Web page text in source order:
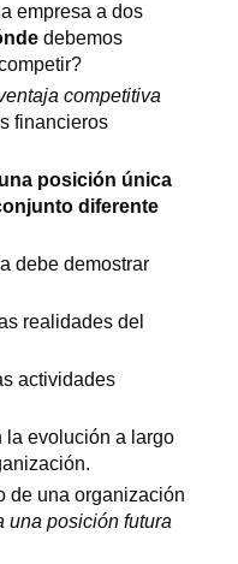
empresa a dos
debemos
competitiva
financieros
posición única
diferente
debe demostrar
realidades del
actividades
la evolución a largo
de una organización
una posición futura